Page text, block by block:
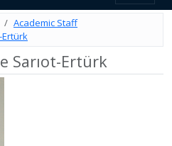
Academic Staff
Ertürk
Sarıot-Ertürk